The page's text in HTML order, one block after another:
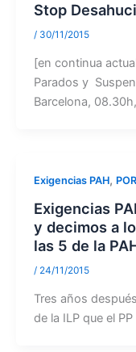
Stop
/ 30/11/2015
[en continua
Parados y
Barcelona,
Exigencias PAH,
Exigencias
y decimos a
las 5 de la
/ 24/11/2015
Tres años
de la ILP que el